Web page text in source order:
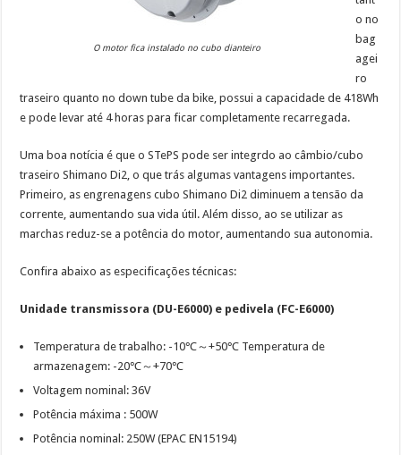
O motor fica instalado no cubo dianteiro
o no
bag
agei
ro
traseiro quanto no down tube da bike, possui a capacidade de 418Wh
e pode levar até 4 horas para ficar completamente recarregada.
Uma boa notícia é que o STePS pode ser integrdo ao câmbio/cubo
traseiro Shimano Di2, o que trás algumas vantagens importantes.
Primeiro, as engrenagens cubo Shimano Di2 diminuem a tensão da
corrente, aumentando sua vida útil. Além disso, ao se utilizar as
marchas reduz-se a potência do motor, aumentando sua autonomia.
Confira abaixo as especificações técnicas:
Unidade transmissora (DU-E6000) e pedivela (FC-E6000)
Temperatura de trabalho: -10℃～+50℃ Temperatura de
armazenagem: -20℃～+70℃
Voltagem nominal: 36V
Potência máxima : 500W
Potência nominal: 250W (EPAC EN15194)